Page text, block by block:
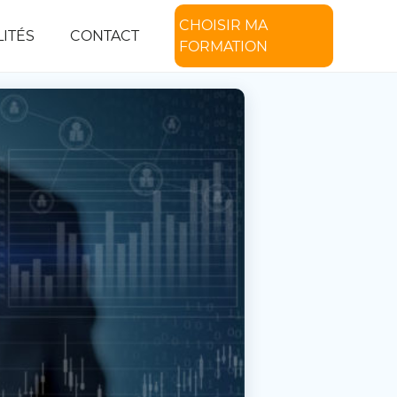
CONTACT
CHOISIR MA
FORMATION